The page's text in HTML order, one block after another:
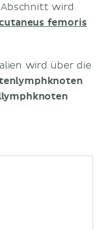
wird
femoris
wird über die